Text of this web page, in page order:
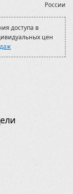
России
доступа в
цен